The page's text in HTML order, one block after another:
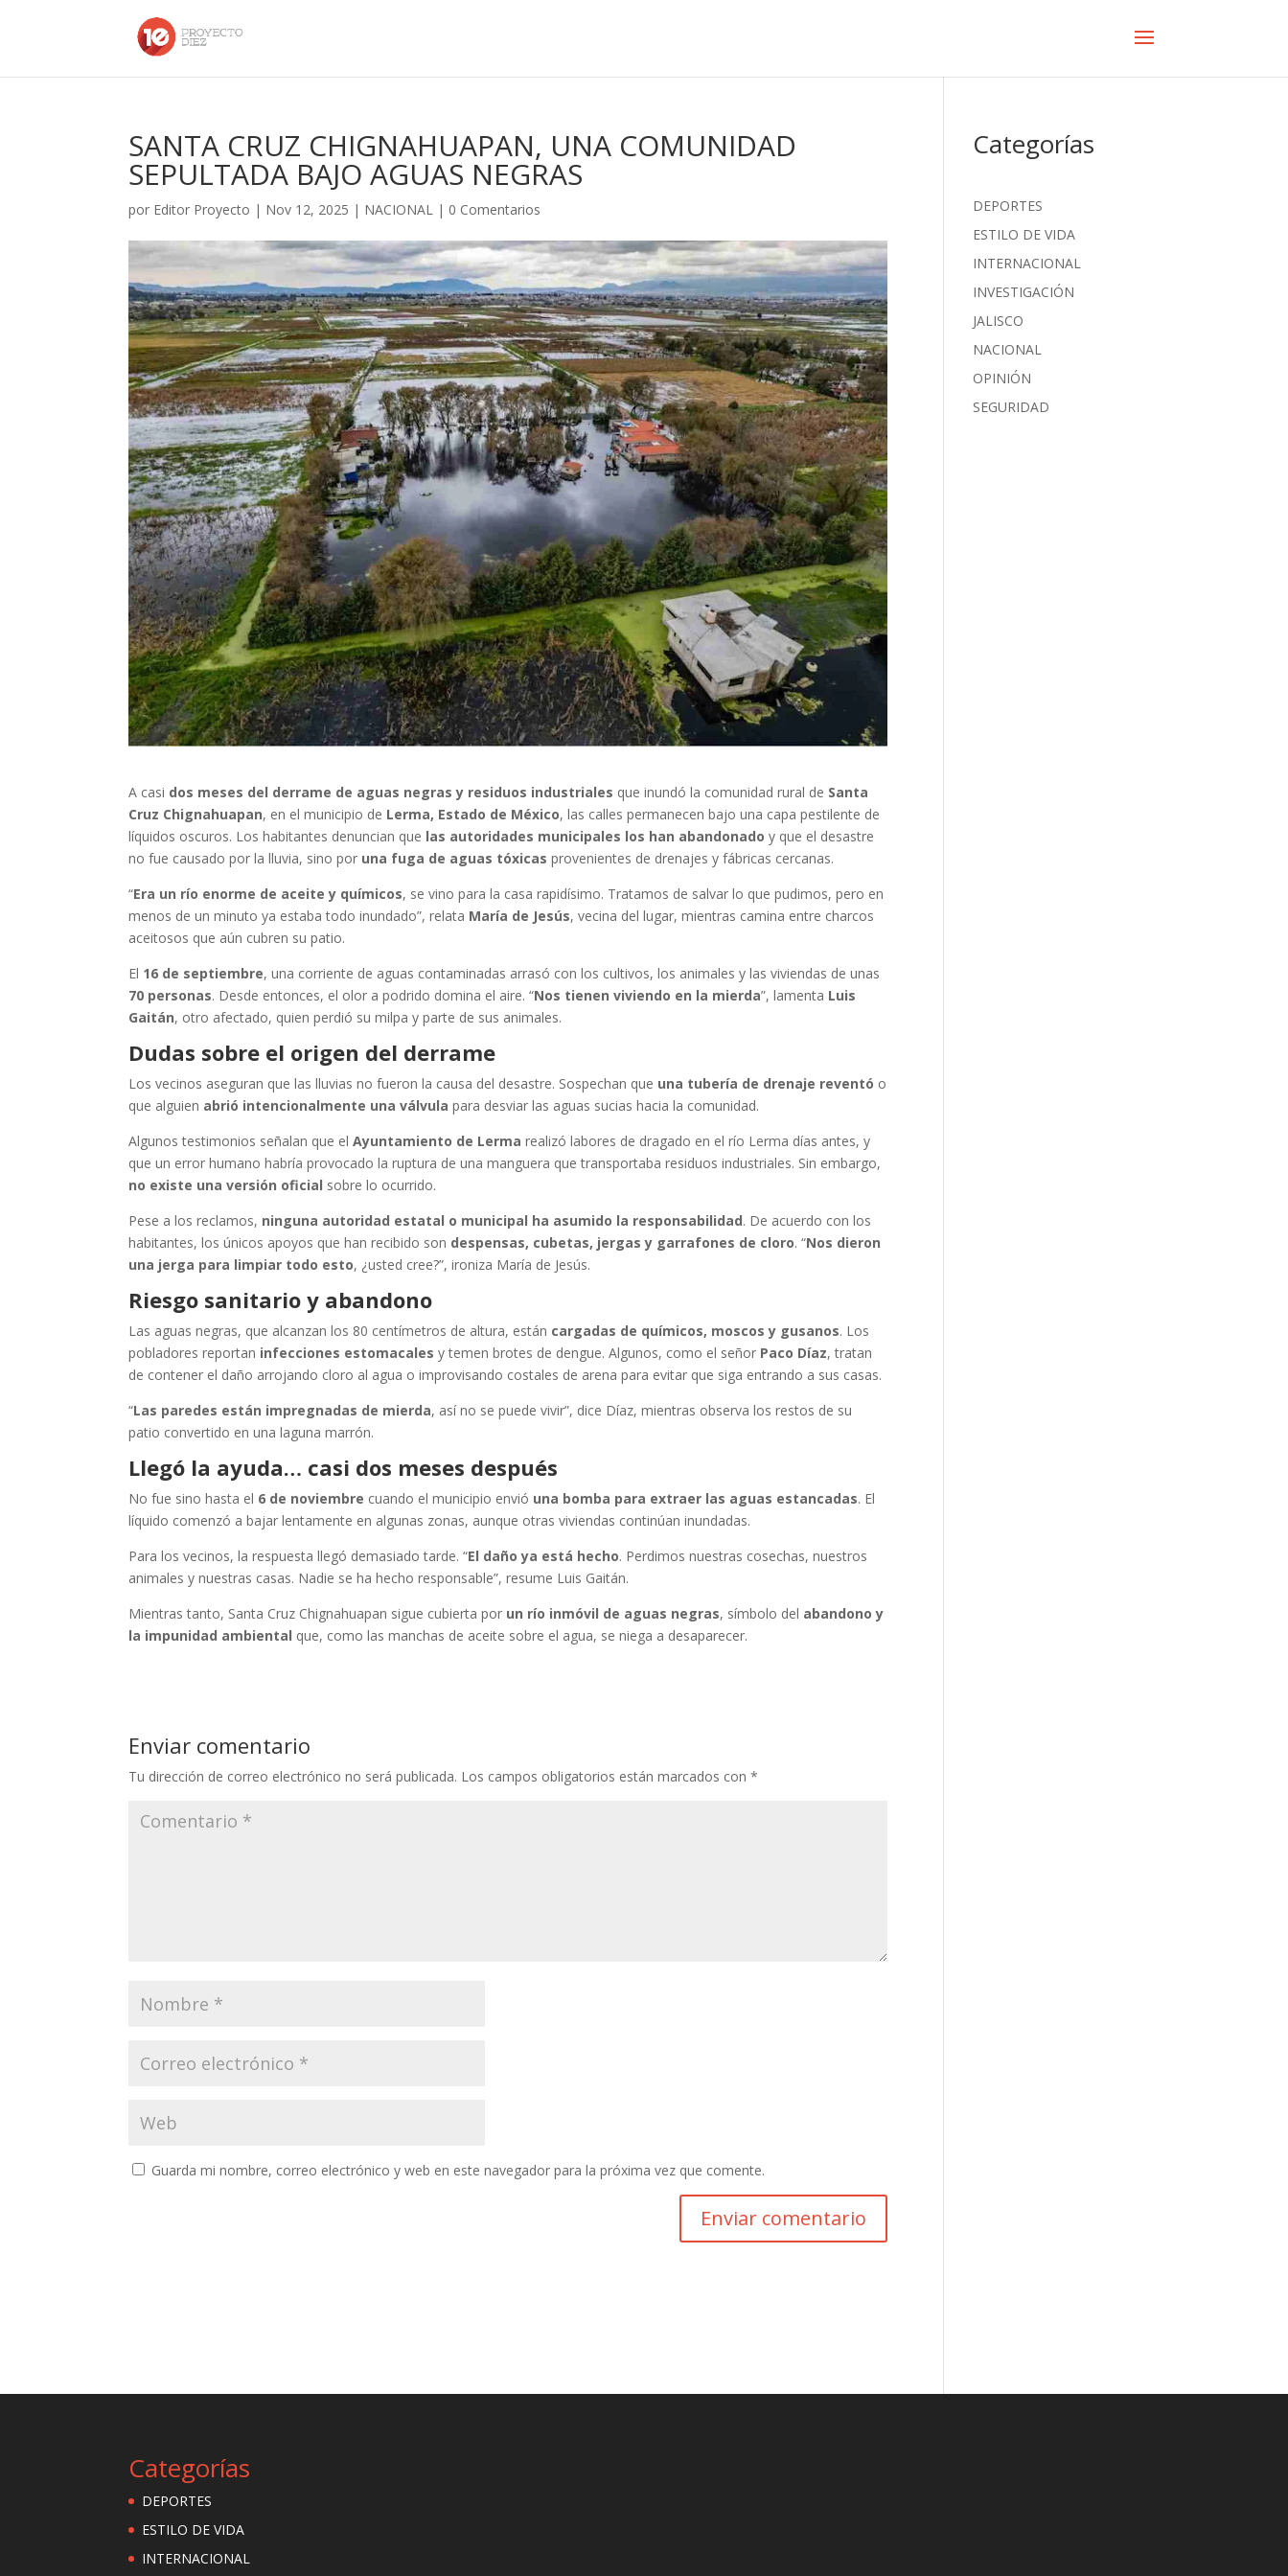
SANTA CRUZ CHIGNAHUAPAN, UNA COMUNIDAD
SEPULTADA BAJO AGUAS NEGRAS
por Editor Proyecto | Nov 12, 2025 | NACIONAL | 0 Comentarios
A casi dos meses del derrame de aguas negras y residuos industriales que inundó la comunidad rural de Santa
Cruz Chignahuapan, en el municipio de Lerma, Estado de México, las calles permanecen bajo una capa pestilente de
líquidos oscuros. Los habitantes denuncian que las autoridades municipales los han abandonado y que el desastre
no fue causado por la lluvia, sino por una fuga de aguas tóxicas provenientes de drenajes y fábricas cercanas.
“Era un río enorme de aceite y químicos, se vino para la casa rapidísimo. Tratamos de salvar lo que pudimos, pero en
menos de un minuto ya estaba todo inundado”, relata María de Jesús, vecina del lugar, mientras camina entre charcos
aceitosos que aún cubren su patio.
El 16 de septiembre, una corriente de aguas contaminadas arrasó con los cultivos, los animales y las viviendas de unas
70 personas. Desde entonces, el olor a podrido domina el aire. “Nos tienen viviendo en la mierda”, lamenta Luis
Gaitán, otro afectado, quien perdió su milpa y parte de sus animales.
Dudas sobre el origen del derrame
Los vecinos aseguran que las lluvias no fueron la causa del desastre. Sospechan que una tubería de drenaje reventó o
que alguien abrió intencionalmente una válvula para desviar las aguas sucias hacia la comunidad.
Algunos testimonios señalan que elAyuntamiento de Lerma realizó labores de dragado en el río Lerma días antes, y
que un error humano habría provocado la ruptura de una manguera que transportaba residuos industriales. Sin embargo,
no existe una versión oficial sobre lo ocurrido.
Pese a los reclamos, ninguna autoridad estatal o municipal ha asumido la responsabilidad. De acuerdo con los
habitantes, los únicos apoyos que han recibido son despensas, cubetas, jergas y garrafones de cloro. “Nos dieron
una jerga para limpiar todo esto, ¿usted cree?”, ironiza María de Jesús.
Riesgo sanitario y abandono
Las aguas negras, que alcanzan los 80 centímetros de altura, están cargadas de químicos, moscos y gusanos. Los
pobladores reportan infecciones estomacales y temen brotes de dengue. Algunos, como el señor Paco Díaz, tratan
de contener el daño arrojando cloro al agua o improvisando costales de arena para evitar que siga entrando a sus casas.
“Las paredes están impregnadas de mierda, así no se puede vivir”, dice Díaz, mientras observa los restos de su
patio convertido en una laguna marrón.
Llegó la ayuda… casi dos meses después
No fue sino hasta el 6 de noviembre cuando el municipio envió una bomba para extraer las aguas estancadas. El
líquido comenzó a bajar lentamente en algunas zonas, aunque otras viviendas continúan inundadas.
Para los vecinos, la respuesta llegó demasiado tarde. “El daño ya está hecho. Perdimos nuestras cosechas, nuestros
animales y nuestras casas. Nadie se ha hecho responsable”, resume Luis Gaitán.
Mientras tanto, Santa Cruz Chignahuapan sigue cubierta por un río inmóvil de aguas negras, símbolo del abandono y
la impunidad ambiental que, como las manchas de aceite sobre el agua, se niega a desaparecer.
Enviar comentario
Tu dirección de correo electrónico no será publicada. Los campos obligatorios están marcados con*
Guarda mi nombre, correo electrónico y web en este navegador para la próxima vez que comente.
Categorías
DEPORTES
ESTILO DE VIDA
INTERNACIONAL
INVESTIGACIÓN
JALISCO
NACIONAL
OPINIÓN
SEGURIDAD
Categorías
DEPORTES
ESTILO DE VIDA
INTERNACIONAL